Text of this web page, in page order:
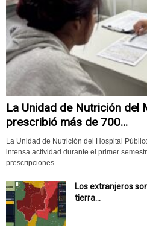
La Unidad de Nutrición del
prescribió más de 700...
La Unidad de Nutrición del Hospital
intensa actividad durante el primer
prescripciones...
Los extranjeros
tierra...